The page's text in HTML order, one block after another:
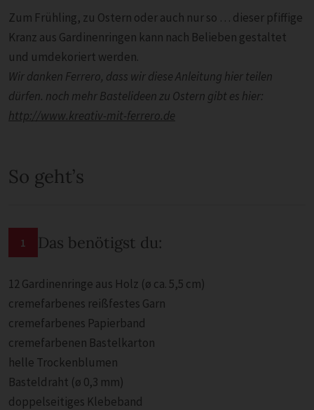
Zum Frühling, zu Ostern oder auch nur so … dieser pfiffige
Kranz aus Gardinenringen kann nach Belieben gestaltet
und umdekoriert werden.
Wir danken Ferrero, dass wir diese Anleitung hier teilen
dürfen. noch mehr Bastelideen zu Ostern gibt es hier:
http://www.kreativ-mit-ferrero.de
So geht’s
1 Das benötigst du:
12 Gardinenringe aus Holz (ø ca. 5,5 cm)
cremefarbenes reißfestes Garn
cremefarbenes Papierband
cremefarbenen Bastelkarton
helle Trockenblumen
Basteldraht (ø 0,3 mm)
doppelseitiges Klebeband